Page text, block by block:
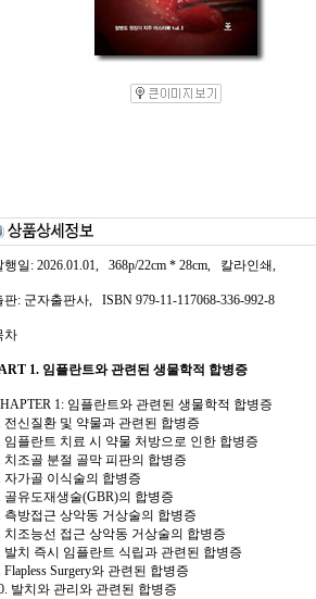
행일: 2026.01.01, 368p/22cm * 28cm, 칼라인쇄,
판: 군자출판사, ISBN 979-11-117068-336-992-8
차
1. 임플란트와 관련된 생물학적 합병증
1: 임플란트와 관련된 생물학적 합병증
전신질환 및 약물과 관련된 합병증
임플란트 치료 시 약물 처방으로 인한 합병증
치조골 분절 골막 피판의 합병증
자가골 이식술의 합병증
골유도재생술(GBR)의 합병증
측방접근 상악동 거상술의 합병증
치조능선 접근 상악동 거상술의 합병증
발치 즉시 임플란트 식립과 관련된 합병증
Flapless Surgery와 관련된 합병증
발치와 관리와 관련된 합병증